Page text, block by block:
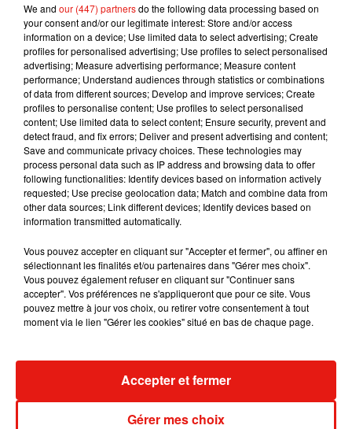
Publié : 25 mai 2019 à 18h45 par A.L.
salaire moyen de 57 000 euros annuel brut. Elle
est suivie de près parSia Partnersavec 53 500
euros annuel brut,
Nokia
avec 52 500 euros puis
Capgemini Eventavec une rémunération
moyenne de 51 000 euros à l'année. Arrive à la
8ème place l'entreprise GE
(50 000 euros),
Accenture (46 000 euros), puisAmadeusà la
10ème place avec 45 710 euros. Enfin, les 5
dernières entreprises du classement sontDeloitte
etAir liquide(45 000 euros bruts à l'année),DXC
TechnologyetBearing Point(44 500 euros) puis
Wavestone en 15ème position avec 43 000 euros
Vous savez désormais où envoyer votre CV !
Mundo Latino
Le fourmilier géant fait son retour
en Argentine, et en pleine...
We and our (447) partnersdo the following data processing based on
your consent and/or our legitimate interest: Store and/or access
information on a device; Use limited data to select advertising; Create
profiles for personalised advertising; Use profiles to select personalised
advertising; Measure advertising performance; Measure content
performance; Understand audiences through statistics or combinations
of data from different sources; Develop and improve services; Create
profiles to personalise content; Use profiles to select personalised
content; Use limited data to select content; Ensure security, prevent and
detect fraud, and fix errors; Deliver and present advertising and content;
Save and communicate privacy choices. These technologies may
process personal data such as IP address and browsing data to offer
following functionalities: Identify devices based on information actively
requested; Use precise geolocation data; Match and combine data from
other data sources; Link different devices; Identify devices based on
information transmitted automatically.
Vous pouvez accepter en cliquant sur "Accepter et fermer", ou affiner en
sélectionnant les finalités et/ou partenaires dans "Gérer mes choix".
Vous pouvez également refuser en cliquant sur "Continuer sans
accepter". Vos préférences ne s'appliqueront que pour ce site. Vous
pouvez mettre à jour vos choix, ou retirer votre consentement à tout
moment via le lien "Gérer les cookies" situé en bas de chaque page.
Gérer mes choix
Accepter et fermer